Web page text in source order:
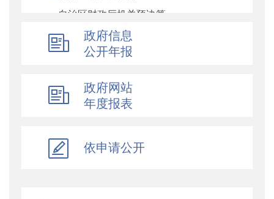
自治区财政厅机关预决算
地州预决算
提案议案
重大行政决策预公开
政府信息
公开年报
政府网站
年度报表
依申请公开